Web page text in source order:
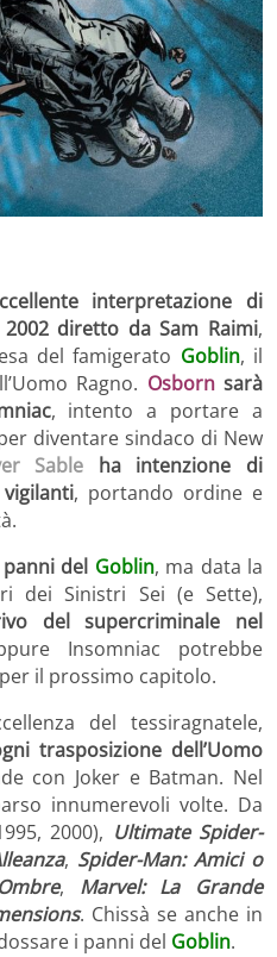
interpretazione di
diretto da Sam Raimi,
del famigerato Goblin, il
Ragno. Osbornsarà
, intento a portare a
diventare sindaco di New
Sable ha intenzione di
, portando ordine e
del Goblin, ma data la
dei Sinistri Sei (e Sette),
del supercriminale nel
Insomniac potrebbe
il prossimo capitolo.
del tessiragnatele,
trasposizione dell’Uomo
con Joker e Batman. Nel
innumerevoli volte. Da
2000), Ultimate Spider-
, Spider-Man: Amici o
, Marvel: La Grande
. Chissà se anche in
i panni del Goblin.